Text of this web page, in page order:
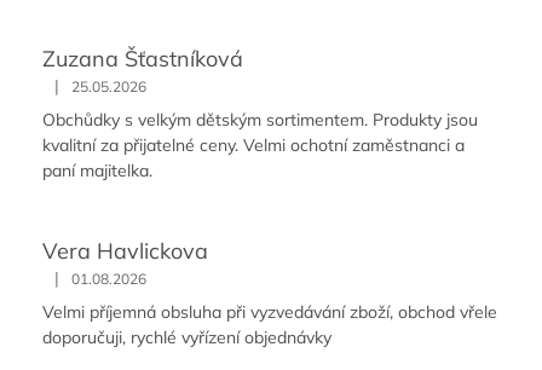
Zuzana Šťastníková
| 25.05.2026
Obchůdky s velkým dětským sortimentem. Produkty jsou
kvalitní za přijatelné ceny. Velmi ochotní zaměstnanci a
paní majitelka.
Vera Havlickova
| 01.08.2026
Velmi příjemná obsluha při vyzvedávání zboží, obchod vřele
doporučuji, rychlé vyřízení objednávky